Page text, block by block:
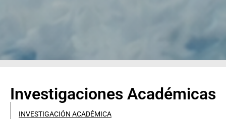
Investigaciones Académicas
INVESTIGACIÓN ACADÉMICA